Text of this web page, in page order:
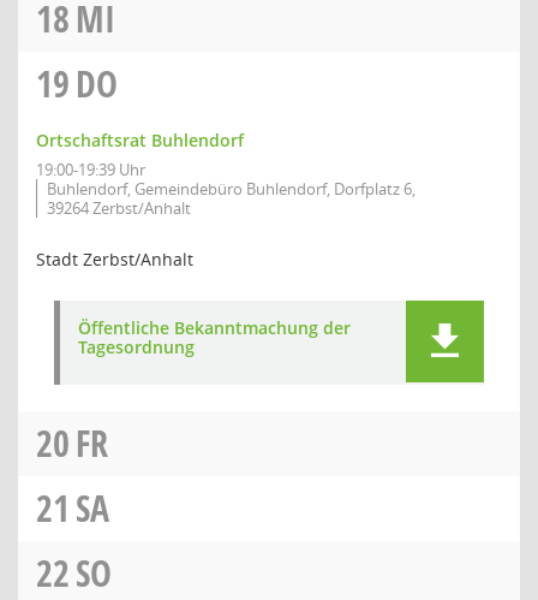
18MI
19DO
Ortschaftsrat Buhlendorf
19:00-19:39 Uhr
Buhlendorf, Gemeindebüro Buhlendorf, Dorfplatz 6,
39264 Zerbst/Anhalt
Stadt Zerbst/Anhalt
Öffentliche Bekanntmachung der
Tagesordnung
20FR
21 SA
22SO